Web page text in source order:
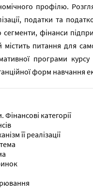
профілю.
податки та
сегменти, фінанси
містить питання для
програми
форм навчання
категорії
її реалізації